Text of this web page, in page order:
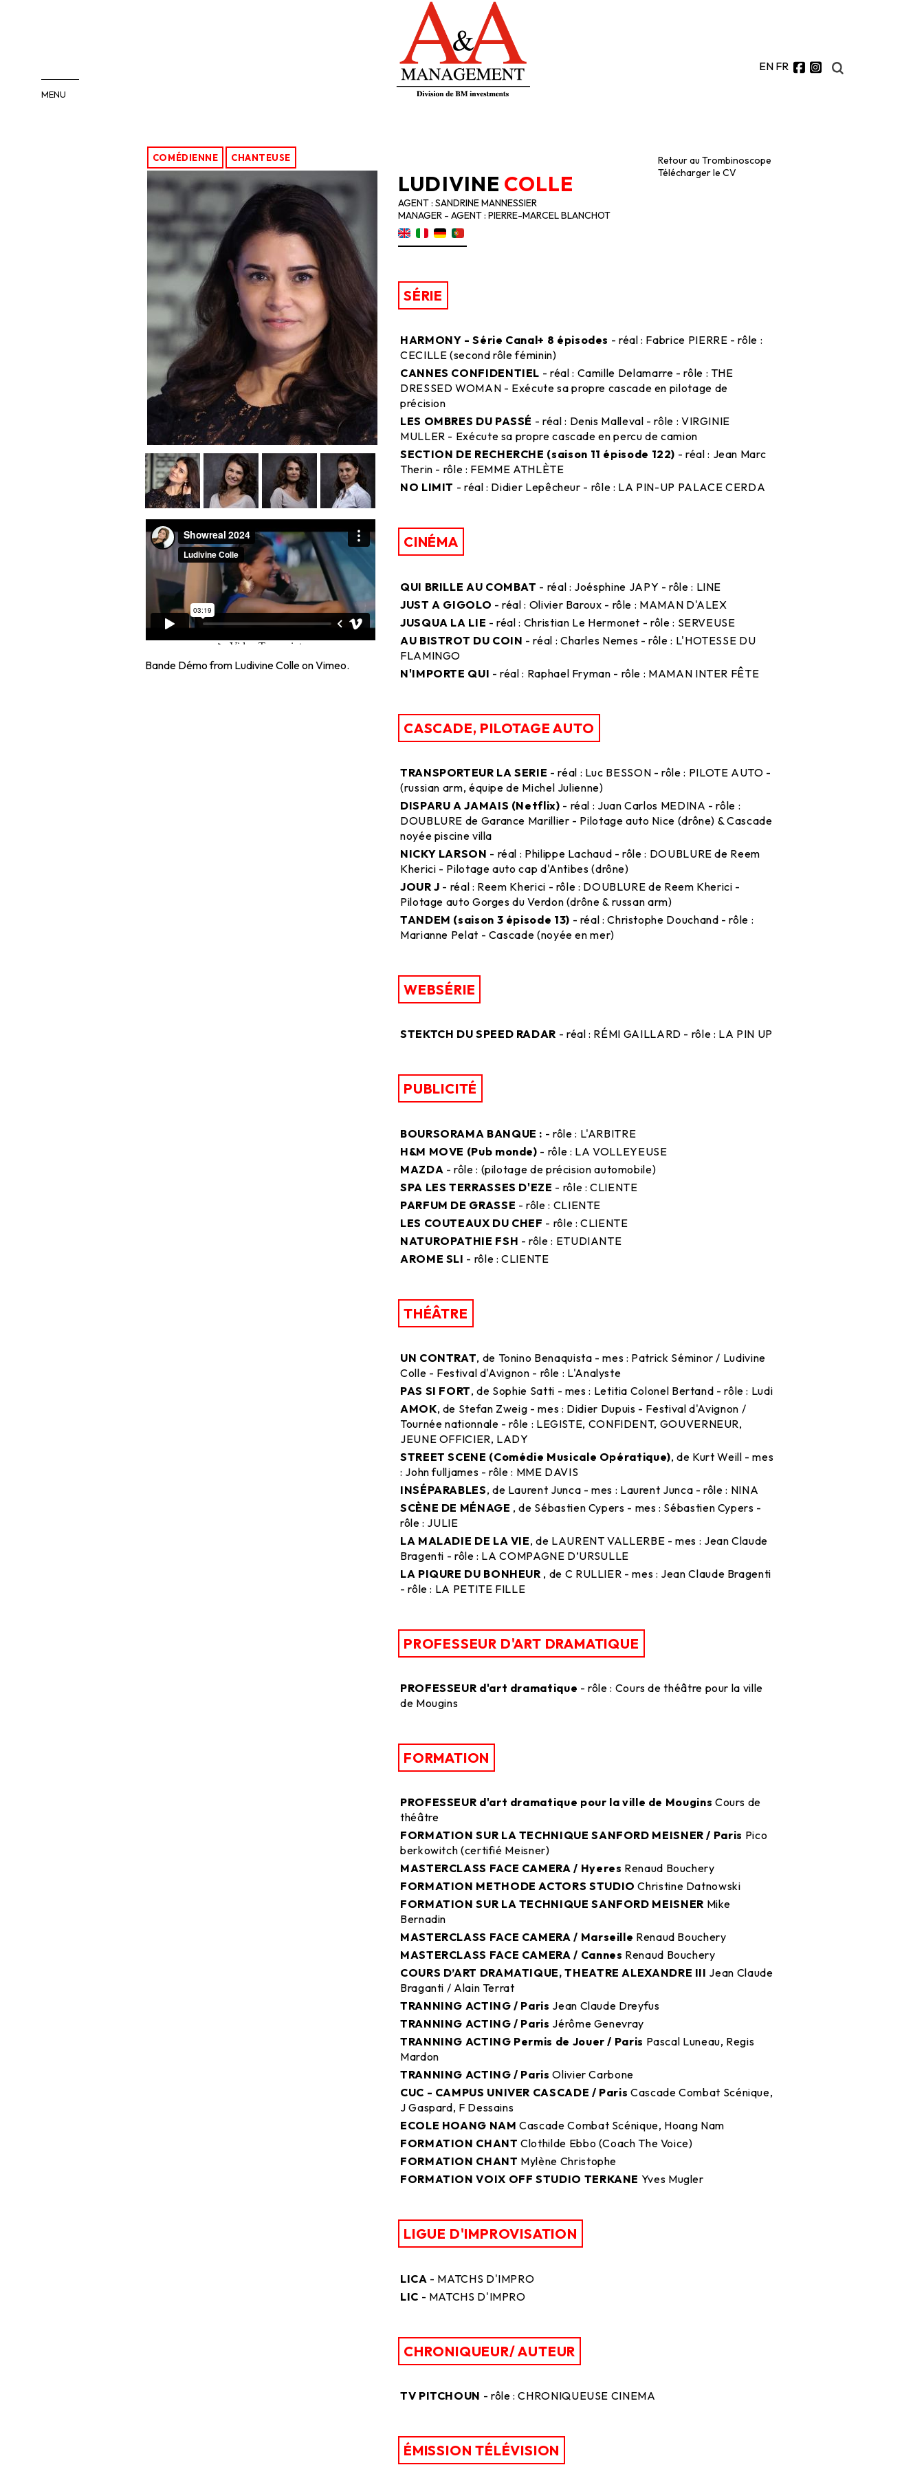
EN FR
MENU
COMÉDIENNE CHANTEUSE
Bande Démofrom Ludivine ColleonVimeo.
Retour au Trombinoscope
Télécharger le CV
LUDIVINE COLLE
AGENT : SANDRINE MANNESSIER
MANAGER - AGENT : PIERRE-MARCEL BLANCHOT
SÉRIE
HARMONY - Série Canal+ 8 épisodes - réal : Fabrice PIERRE - rôle :
CECILLE (second rôle féminin)
CANNES CONFIDENTIEL - réal : Camille Delamarre - rôle : THE
DRESSED WOMAN - Exécute sa propre cascade en pilotage de
précision
LES OMBRES DU PASSÉ - réal : Denis Malleval - rôle : VIRGINIE
MULLER - Exécute sa propre cascade en percu de camion
SECTION DE RECHERCHE (saison 11 épisode 122) - réal : Jean Marc
Therin - rôle : FEMME ATHLÈTE
NO LIMIT - réal : Didier Lepêcheur - rôle : LA PIN-UP PALACE CERDA
CINÉMA
QUI BRILLE AU COMBAT - réal : Joésphine JAPY - rôle : LINE
JUST A GIGOLO - réal : Olivier Baroux - rôle : MAMAN D'ALEX
JUSQUA LA LIE - réal : Christian Le Hermonet - rôle : SERVEUSE
AU BISTROT DU COIN - réal : Charles Nemes - rôle : L'HOTESSE DU
FLAMINGO
N'IMPORTE QUI - réal : Raphael Fryman - rôle : MAMAN INTER FÊTE
CASCADE, PILOTAGE AUTO
TRANSPORTEUR LA SERIE - réal : Luc BESSON - rôle : PILOTE AUTO -
(russian arm, équipe de Michel Julienne)
DISPARU A JAMAIS (Netflix) - réal : Juan Carlos MEDINA - rôle :
DOUBLURE de Garance Marillier - Pilotage auto Nice (drône) & Cascade
noyée piscine villa
NICKY LARSON - réal : Philippe Lachaud - rôle : DOUBLURE de Reem
Kherici - Pilotage auto cap d'Antibes (drône)
JOUR J - réal : Reem Kherici - rôle : DOUBLURE de Reem Kherici -
Pilotage auto Gorges du Verdon (drône & russan arm)
TANDEM (saison 3 épisode 13) - réal : Christophe Douchand - rôle :
Marianne Pelat - Cascade (noyée en mer)
WEBSÉRIE
STEKTCH DU SPEED RADAR - réal : RÉMI GAILLARD - rôle : LA PIN UP
PUBLICITÉ
BOURSORAMA BANQUE : - rôle : L'ARBITRE
H&M MOVE (Pub monde) - rôle : LA VOLLEYEUSE
MAZDA - rôle : (pilotage de précision automobile)
SPA LES TERRASSES D'EZE - rôle : CLIENTE
PARFUM DE GRASSE - rôle : CLIENTE
LES COUTEAUX DU CHEF - rôle : CLIENTE
NATUROPATHIE FSH - rôle : ETUDIANTE
AROME SLI - rôle : CLIENTE
THÉÂTRE
UN CONTRAT, de Tonino Benaquista - mes : Patrick Séminor / Ludivine
Colle - Festival d'Avignon - rôle : L'Analyste
PAS SI FORT, de Sophie Satti - mes : Letitia Colonel Bertand - rôle : Ludi
AMOK, de Stefan Zweig - mes : Didier Dupuis - Festival d'Avignon /
Tournée nationnale - rôle : LEGISTE, CONFIDENT, GOUVERNEUR,
JEUNE OFFICIER, LADY
STREET SCENE (Comédie Musicale Opératique), de Kurt Weill - mes
: John fulljames - rôle : MME DAVIS
INSÉPARABLES, de Laurent Junca - mes : Laurent Junca - rôle : NINA
SCÈNE DE MÉNAGE , de Sébastien Cypers - mes : Sébastien Cypers -
rôle : JULIE
LA MALADIE DE LA VIE, de LAURENT VALLERBE - mes : Jean Claude
Bragenti - rôle : LA COMPAGNE D’URSULLE
LA PIQURE DU BONHEUR , de C RULLIER - mes : Jean Claude Bragenti
- rôle : LA PETITE FILLE
PROFESSEUR D'ART DRAMATIQUE
PROFESSEUR d'art dramatique - rôle : Cours de théâtre pour la ville
de Mougins
FORMATION
PROFESSEUR d'art dramatique pour la ville de Mougins Cours de
théâtre
FORMATION SUR LA TECHNIQUE SANFORD MEISNER / Paris Pico
berkowitch (certifié Meisner)
MASTERCLASS FACE CAMERA / Hyeres Renaud Bouchery
FORMATION METHODE ACTORS STUDIO Christine Datnowski
FORMATION SUR LA TECHNIQUE SANFORD MEISNER Mike
Bernadin
MASTERCLASS FACE CAMERA / Marseille Renaud Bouchery
MASTERCLASS FACE CAMERA / Cannes Renaud Bouchery
COURS D’ART DRAMATIQUE, THEATRE ALEXANDRE III Jean Claude
Braganti / Alain Terrat
TRANNING ACTING / Paris Jean Claude Dreyfus
TRANNING ACTING / Paris Jérôme Genevray
TRANNING ACTING Permis de Jouer / Paris Pascal Luneau, Regis
Mardon
TRANNING ACTING / Paris Olivier Carbone
CUC - CAMPUS UNIVER CASCADE / ParisCascade Combat Scénique,
J Gaspard, F Dessains
ECOLE HOANG NAMCascade Combat Scénique, Hoang Nam
FORMATION CHANTClothilde Ebbo (Coach The Voice)
FORMATION CHANT Mylène Christophe
FORMATION VOIX OFF STUDIO TERKANE Yves Mugler
LIGUE D'IMPROVISATION
LICA - MATCHS D'IMPRO
LIC - MATCHS D'IMPRO
CHRONIQUEUR/ AUTEUR
TV PITCHOUN - rôle : CHRONIQUEUSE CINEMA
ÉMISSION TÉLÉVISION